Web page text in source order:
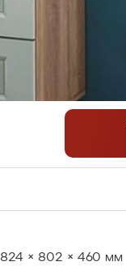
824 × 802 × 460 мм